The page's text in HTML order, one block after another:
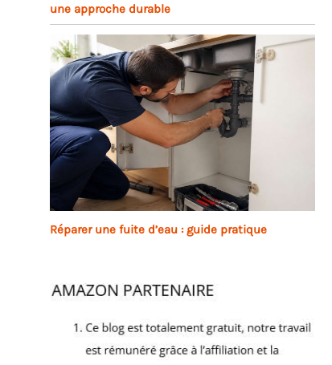
une approche durable
Réparer une fuite d’eau : guide pratique